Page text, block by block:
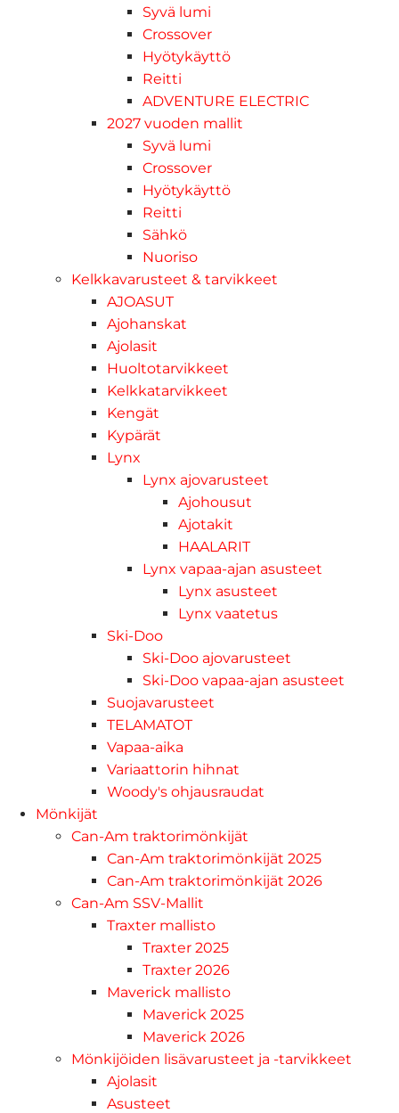
Syvä lumi
Crossover
Hyötykäyttö
Reitti
ADVENTURE ELECTRIC
2027 vuoden mallit
Syvä lumi
Crossover
Hyötykäyttö
Reitti
Sähkö
Nuoriso
Kelkkavarusteet & tarvikkeet
AJOASUT
Ajohanskat
Ajolasit
Huoltotarvikkeet
Kelkkatarvikkeet
Kengät
Kypärät
Lynx
Lynx ajovarusteet
Ajohousut
Ajotakit
HAALARIT
Lynx vapaa-ajan asusteet
Lynx asusteet
Lynx vaatetus
Ski-Doo
Ski-Doo ajovarusteet
Ski-Doo vapaa-ajan asusteet
Suojavarusteet
TELAMATOT
Vapaa-aika
Variaattorin hihnat
Woody's ohjausraudat
Mönkijät
Can-Am traktorimönkijät
Can-Am traktorimönkijät 2025
Can-Am traktorimönkijät 2026
Can-Am SSV-Mallit
Traxter mallisto
Traxter 2025
Traxter 2026
Maverick mallisto
Maverick 2025
Maverick 2026
Mönkijöiden lisävarusteet ja -tarvikkeet
Ajolasit
Asusteet